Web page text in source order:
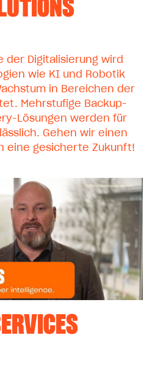
der Digitalisierung wird
wie KI und Robotik
in Bereichen der
Mehrstufige Backup-
Lösungen werden für
Gehen wir einen
eine gesicherte Zukunft!